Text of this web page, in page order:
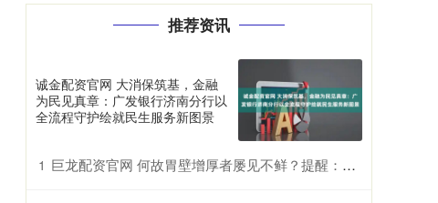
推荐资讯
诚金配资官网 大消保筑基，金融
为民见真章：广发银行济南分行以
全流程守护绘就民生服务新图景
1 巨龙配资官网 何故胃壁增厚者屡见不鲜？提醒：三餐中的过快进食习惯许是诱因